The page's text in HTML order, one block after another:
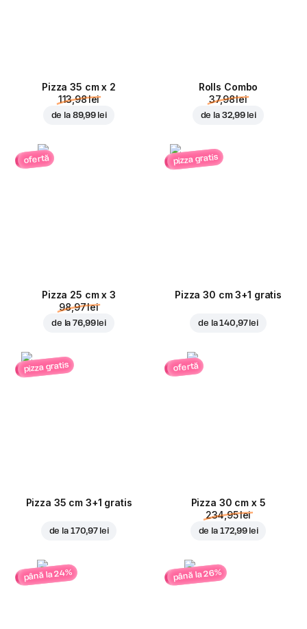
Pizza 35 cm x 2
113,98 lei
de la 89,99 lei
Rolls Combo
37,98 lei
de la 32,99 lei
ofertă
Pizza 25 cm x 3
98,97 lei
de la76,99 lei
pizza gratis
Pizza 30 cm 3+1 gratis
de la140,97 lei
pizza gratis
Pizza 35 cm 3+1 gratis
de la 170,97 lei
ofertă
Pizza 30 cm x 5
234,95 lei
de la 172,99 lei
până la 24% până la 26%